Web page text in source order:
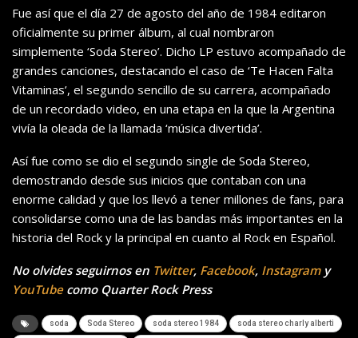
Fue así que el día 27 de agosto del año de 1984 editaron
oficialmente su primer álbum, al cual nombraron
simplemente ‘Soda Stereo’. Dicho LP estuvo acompañado de
grandes canciones, destacando el caso de ‘Te Hacen Falta
Vitaminas’, el segundo sencillo de su carrera, acompañado
de un recordado video, en una etapa en la que la Argentina
vivía la oleada de la llamada ‘música divertida’.
Así fue como se dio el segundo single de Soda Stereo,
demostrando desde sus inicios que contaban con una
enorme calidad y que los llevó a tener millones de fans, para
consolidarse como una de las bandas más importantes en la
historia del Rock y la principal en cuanto al Rock en Español.
No olvides seguirnos en Twitter, Facebook, Instagramy
YouTubecomo Quarter Rock Press
soda Soda Stereo soda stereo 1984 soda stereo charly alberti